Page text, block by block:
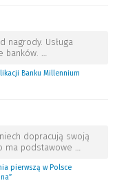
nagrody. Usługa
banków. …
Banku Millennium
dopracują swoją
ma podstawowe …
pierwszą w Polsce